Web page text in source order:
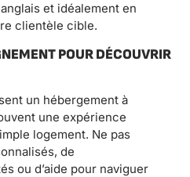
et idéalement en
clientèle cible.
POUR DÉCOUVRIR
un hébergement à
une expérience
logement. Ne pas
de
ou d’aide pour naviguer